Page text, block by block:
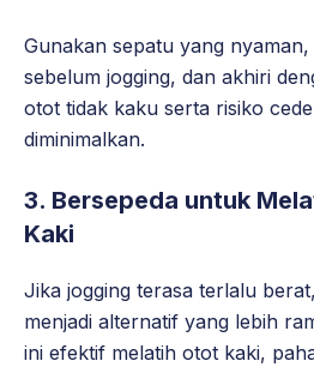
Gunakan sepatu yang
sebelum jogging, dan akhiri
otot tidak kaku serta risiko
diminimalkan.
3. Bersepeda untuk
Kaki
Jika jogging terasa terlalu
menjadi alternatif yang lebih
ini efektif melatih otot kaki,